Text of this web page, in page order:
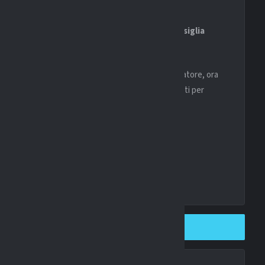
prossime settimane. Tra i club che seguono con
Marsiglia
possibile. Dopo aver trovato l’accordo con il giocatore, ora
Le prossime ore potrebbero risultare determinanti per
giallorossa nella prossima stagione.